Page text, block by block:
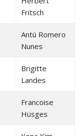
Fritsch
Antú Romero
Nunes
Brigitte
Landes
Francoise
Hüsges